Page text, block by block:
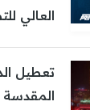
العالي
تعطيل
المقدسة